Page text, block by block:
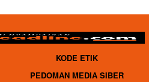
KODE ETIK
PEDOMAN MEDIA SIBER